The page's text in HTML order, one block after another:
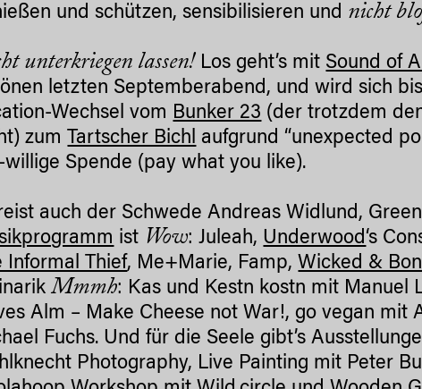
und schützen, sensibilisieren und nicht
unterkriegen lassen! Los geht’s mit Sound of
letzten Septemberabend, und wird sich
Wechsel vom Bunker 23 (der trotzdem
zum Tartscher Bichl aufgrund “unexpected
willige Spende (pay what you like).
auch der Schwede Andreas Widlund,
ist Wow: Juleah, Underwood‘s
Informal Thief, Me+Marie, Famp, Wicked &
Mmmh: Kas und Kestn kostn mit Manuel
Alm – Make Cheese not War!, go vegan
Fuchs. Und für die Seele gibt’s
Photography, Live Painting mit Peter